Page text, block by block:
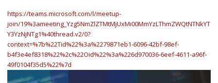
https://teams.microsoft.com/l/meetup-
join/19%3ameeting_Yzg5NmZlZTMtMjUxMi00MmYzLThmZWQtNTNkYT
Y3YzNjNTg1%40thread.v2/0?
context=%7b%22Tid%22%3a%2279871eb1-6096-42bf-98ef-
b4f3e4ef8318%22%2c%22Oid%22%3a%226d970036-6eef-4611-a96f-
49f0104f35d5%22%7d